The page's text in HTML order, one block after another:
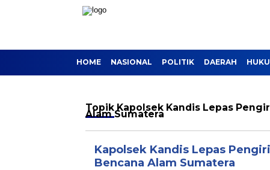
HOME NASIONAL POLITIK DAERAH
Topik Kapolsek Kandis Lepas
Alam Sumatera
Kapolsek Kandis Lepas
Bencana Alam Sumatera